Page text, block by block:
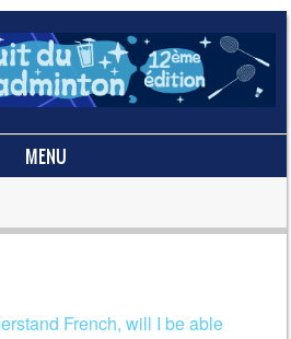
MENU
French, will I be able